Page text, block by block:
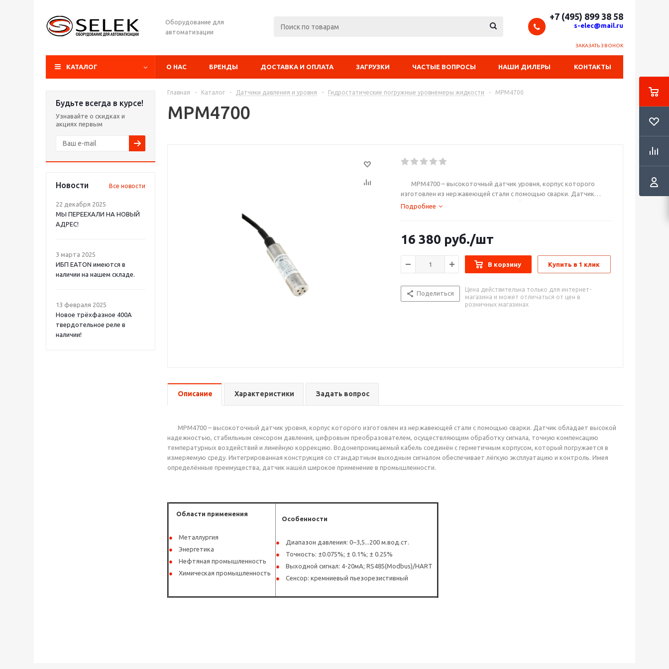
Оборудование для
автоматизации
+7 (495) 899 38 58
s-elec@mail.ru
ЗАКАЗАТЬ ЗВОНОК
КАТАЛОГ О НАС БРЕНДЫ ДОСТАВКА И ОПЛАТА ЗАГРУЗКИ ЧАСТЫЕ ВОПРОСЫ НАШИ ДИЛЕРЫ КОНТАКТЫ
Будьте всегда в курсе!
Узнавайте о скидках и
акциях первым
Новости Все новости
22 декабря 2025
МЫ ПЕРЕЕХАЛИ НА НОВЫЙ
АДРЕС!
3 марта 2025
ИБП EATON имеются в
наличии на нашем складе.
13 февраля 2025
Новое трёхфазное 400А
твердотельное реле в
наличии!
Главная - Каталог - Датчики давления и уровня - Гидростатические погружные уровнемеры жидкости - MPM4700
MPM4700
MPM4700 – высокоточный датчик уровня, корпус которого
изготовлен из нержавеющей стали с помощью сварки. Датчик
обладает высокой надежностью, стабильным сенсором давления,
линейную коррекцию. Водонепроницаемый кабель соединён с
герметичным корпусом, который погружается в измеряемую среду.
сигналом обеспечивает лёгкую эксплуатацию и контроль. Имея
определённые преимущества, датчик нашёл широкое применение в
Подробнее
16 380 руб./шт
В корзину Купить в 1 клик
Поделиться
Цена действительна только для интернет-
магазина и может отличаться от цен в
розничных магазинах
Описание Характеристики Задать вопрос
MPM4700 – высокоточный датчик уровня, корпус которого изготовлен из нержавеющей стали с помощью сварки. Датчик обладает высокой
надежностью, стабильным сенсором давления, цифровым преобразователем, осуществляющим обработку сигнала, точную компенсацию
температурных воздействий и линейную коррекцию. Водонепроницаемый кабель соединён с герметичным корпусом, который погружается в
измеряемую среду. Интегрированная конструкция со стандартным выходным сигналом обеспечивает лёгкую эксплуатацию и контроль. Имея
определённые преимущества, датчик нашёл широкое применение в промышленности.
Области применения
Металлургия
Энергетика
Нефтяная промышленность
Химическая промышленность
Особенности
Диапазон давления: 0~3,5...200 м.вод.ст.
Точность: ±0.075%; ± 0.1%; ± 0.25%
Выходной сигнал: 4-20мА; RS485(Modbus)/HART
Сенсор: кремниевый пьезорезистивный